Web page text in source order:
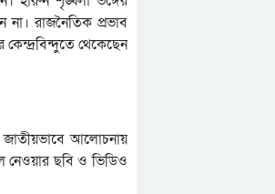
রাজনৈতিক প্রভাব
থেকেছেন
আলোচনায়
ছবি ও ভিডিও